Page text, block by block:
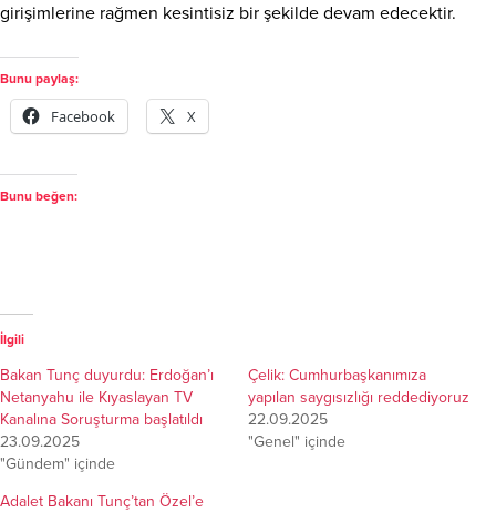
girişimlerine rağmen kesintisiz bir şekilde devam edecektir.
Bunu paylaş:
Facebook X
Bunu beğen:
İlgili
Bakan Tunç duyurdu: Erdoğan’ı
Netanyahu ile Kıyaslayan TV
Kanalına Soruşturma başlatıldı
23.09.2025
"Gündem" içinde
Çelik: Cumhurbaşkanımıza
yapılan saygısızlığı reddediyoruz
22.09.2025
"Genel" içinde
Adalet Bakanı Tunç’tan Özel’e